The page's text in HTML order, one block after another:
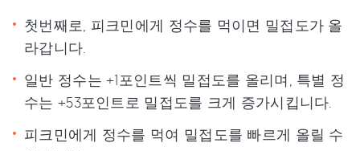
첫번째로, 피크민에게 정수를 먹이면 밀접도가 올
라갑니다.
일반 정수는 +1포인트씩 밀접도를 올리며, 특별 정
수는 +53포인트로 밀접도를 크게 증가시킵니다.
피크민에게 정수를 먹여 밀접도를 빠르게 올릴 수